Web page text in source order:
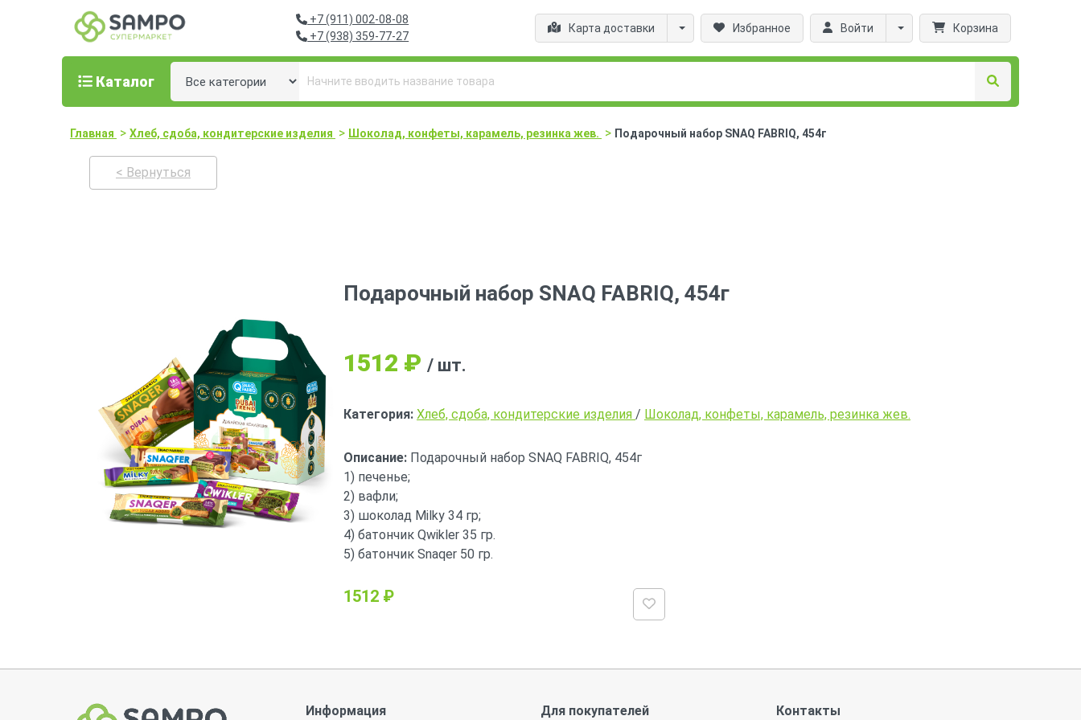
+7 (911) 002-08-08
+7 (938) 359-77-27
Карта доставки Избранное Войти Корзина
Каталог
Главная > Хлеб, сдоба, кондитерские изделия > Шоколад, конфеты, карамель, резинка жев. > Подарочный набор SNAQ FABRIQ, 454г
< Вернуться
Подарочный набор SNAQ FABRIQ, 454г
1512 ₽ / шт.
Категория: Хлеб, сдоба, кондитерские изделия / Шоколад, конфеты, карамель, резинка жев.
Описание: Подарочный набор SNAQ FABRIQ, 454г
1) печенье;
2) вафли;
3) шоколад Milky 34 гр;
4) батончик Qwikler 35 гр.
5) батончик Snaqer 50 гр.
1512 ₽
Информация Для покупателей Контакты